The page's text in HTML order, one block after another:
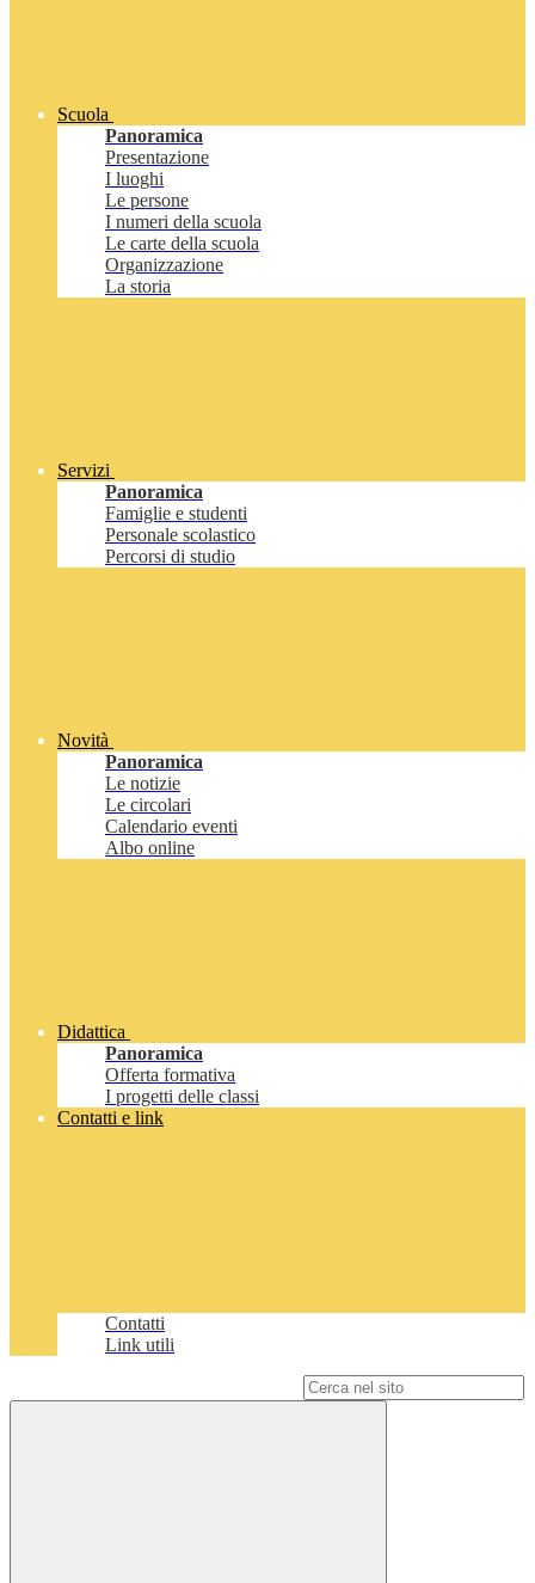
Scuola
Panoramica
Presentazione
I luoghi
Le persone
I numeri della scuola
Le carte della scuola
Organizzazione
La storia
Servizi
Panoramica
Famiglie e studenti
Personale scolastico
Percorsi di studio
Novità
Panoramica
Le notizie
Le circolari
Calendario eventi
Albo online
Didattica
Panoramica
Offerta formativa
I progetti delle classi
Contatti e link
Contatti
Link utili